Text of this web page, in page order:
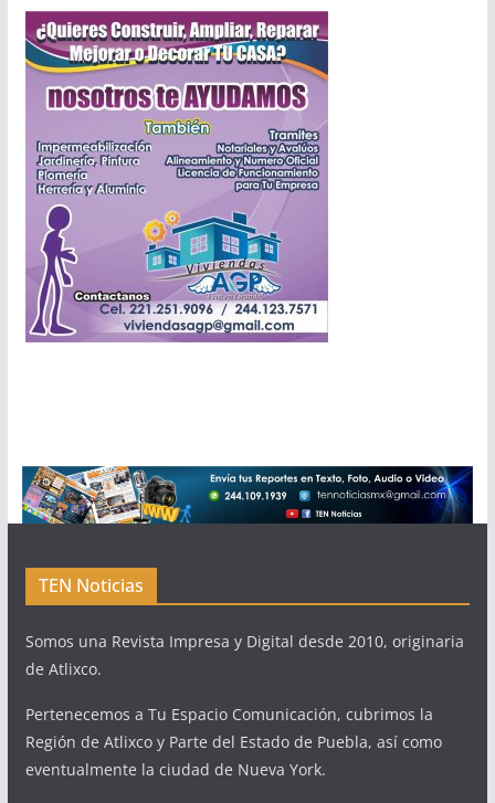
TEN Noticias
Somos una Revista Impresa y Digital desde 2010, originaria
de Atlixco.
Pertenecemos a Tu Espacio Comunicación, cubrimos la
Región de Atlixco y Parte del Estado de Puebla, así como
eventualmente la ciudad de Nueva York.